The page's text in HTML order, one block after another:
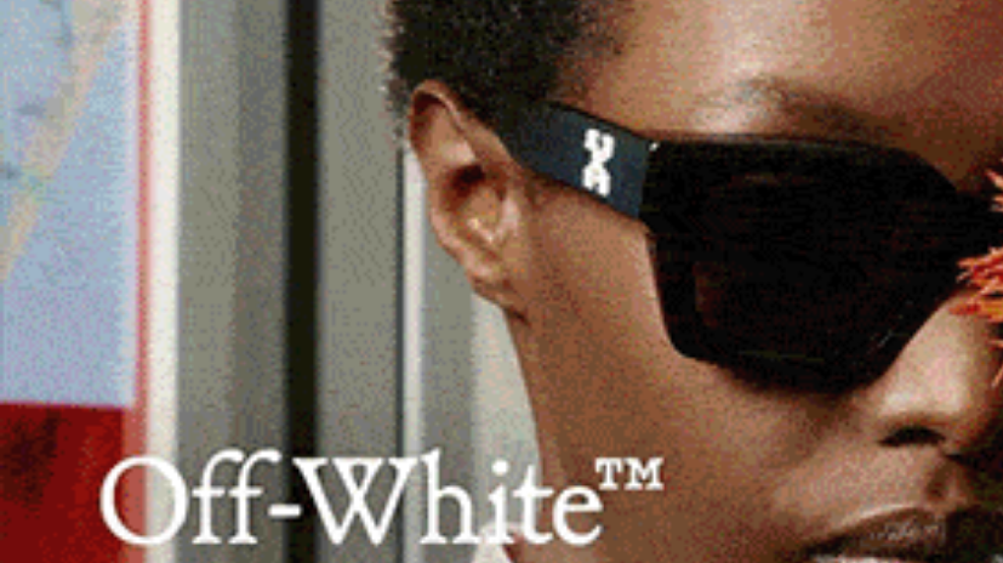
Pieno sostegno del presidente del Distretto delle Ruralità del Nord Sardegna
all’assessore regionale all’Agricoltura, che ha chiesto al Ministro lo slittamento dei
termini per la presentazione dei progetti da parte della aziende agricole sarde
colpite dal ciclone Harry.